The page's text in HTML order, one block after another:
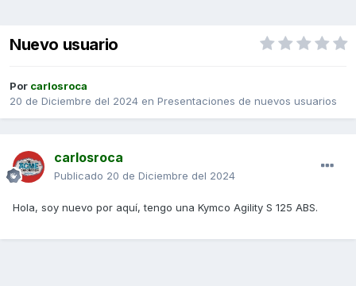
Nuevo usuario
Por carlosroca
20 de Diciembre del 2024 en Presentaciones de nuevos usuarios
carlosroca
Publicado 20 de Diciembre del 2024
Hola, soy nuevo por aquí, tengo una Kymco Agility S 125 ABS.